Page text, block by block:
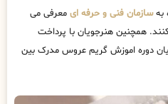
بهسازمان فنی و حرفه ای معرفی می
همچنین هنرجویان با پرداخت
دوره اموزش گریم عروس مدرک بین